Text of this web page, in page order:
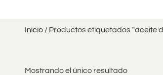
Inicio / Productos etiquetados “aceite
Mostrando el único resultado